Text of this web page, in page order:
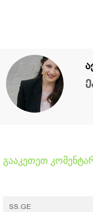
გააკეთეთ
SS.GE